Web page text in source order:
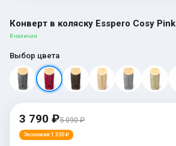
Конверт в коляску Esspero Cosy Pink
В наличии
Выбор цвета
3 790 ₽5 090 ₽
Экономия 1 300 ₽